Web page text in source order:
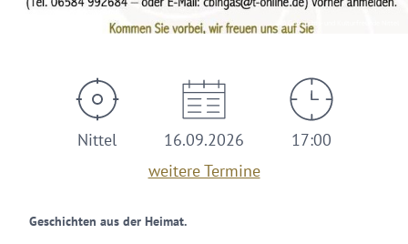
© Geschichts- und Kulturfreunde Nittel
Nittel
16.09.2026
weitere Termine
17:00
Geschichten aus der Heimat.